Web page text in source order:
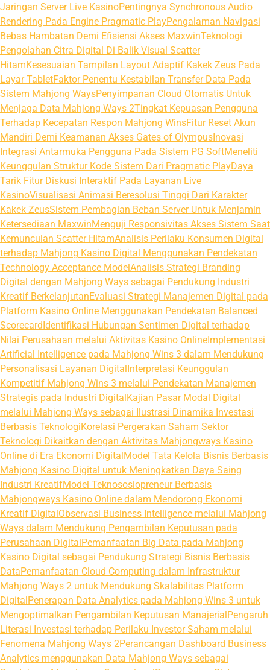
Jaringan Server Live KasinoPentingnya Synchronous Audio
Rendering Pada Engine Pragmatic PlayPengalaman Navigasi
Bebas Hambatan Demi Efisiensi Akses MaxwinTeknologi
Pengolahan Citra Digital Di Balik Visual Scatter
HitamKesesuaian Tampilan Layout Adaptif Kakek Zeus Pada
Layar TabletFaktor Penentu Kestabilan Transfer Data Pada
Sistem Mahjong WaysPenyimpanan Cloud Otomatis Untuk
Menjaga Data Mahjong Ways 2Tingkat Kepuasan Pengguna
Terhadap Kecepatan Respon Mahjong WinsFitur Reset Akun
Mandiri Demi Keamanan Akses Gates of OlympusInovasi
Integrasi Antarmuka Pengguna Pada Sistem PG SoftMeneliti
Keunggulan Struktur Kode Sistem Dari Pragmatic PlayDaya
Tarik Fitur Diskusi Interaktif Pada Layanan Live
KasinoVisualisasi Animasi Beresolusi Tinggi Dari Karakter
Kakek ZeusSistem Pembagian Beban Server Untuk Menjamin
Ketersediaan MaxwinMenguji Responsivitas Akses Sistem Saat
Kemunculan Scatter HitamAnalisis Perilaku Konsumen Digital
terhadap Mahjong Kasino Digital Menggunakan Pendekatan
Technology Acceptance ModelAnalisis Strategi Branding
Digital dengan Mahjong Ways sebagai Pendukung Industri
Kreatif BerkelanjutanEvaluasi Strategi Manajemen Digital pada
Platform Kasino Online Menggunakan Pendekatan Balanced
ScorecardIdentifikasi Hubungan Sentimen Digital terhadap
Nilai Perusahaan melalui Aktivitas Kasino OnlineImplementasi
Artificial Intelligence pada Mahjong Wins 3 dalam Mendukung
Personalisasi Layanan DigitalInterpretasi Keunggulan
Kompetitif Mahjong Wins 3 melalui Pendekatan Manajemen
Strategis pada Industri DigitalKajian Pasar Modal Digital
melalui Mahjong Ways sebagai Ilustrasi Dinamika Investasi
Berbasis TeknologiKorelasi Pergerakan Saham Sektor
Teknologi Dikaitkan dengan Aktivitas Mahjongways Kasino
Online di Era Ekonomi DigitalModel Tata Kelola Bisnis Berbasis
Mahjong Kasino Digital untuk Meningkatkan Daya Saing
Industri KreatifModel Teknososiopreneur Berbasis
Mahjongways Kasino Online dalam Mendorong Ekonomi
Kreatif DigitalObservasi Business Intelligence melalui Mahjong
Ways dalam Mendukung Pengambilan Keputusan pada
Perusahaan DigitalPemanfaatan Big Data pada Mahjong
Kasino Digital sebagai Pendukung Strategi Bisnis Berbasis
DataPemanfaatan Cloud Computing dalam Infrastruktur
Mahjong Ways 2 untuk Mendukung Skalabilitas Platform
DigitalPenerapan Data Analytics pada Mahjong Wins 3 untuk
Mengoptimalkan Pengambilan Keputusan ManajerialPengaruh
Literasi Investasi terhadap Perilaku Investor Saham melalui
Fenomena Mahjong Ways 2Perancangan Dashboard Business
Analytics menggunakan Data Mahjong Ways sebagai